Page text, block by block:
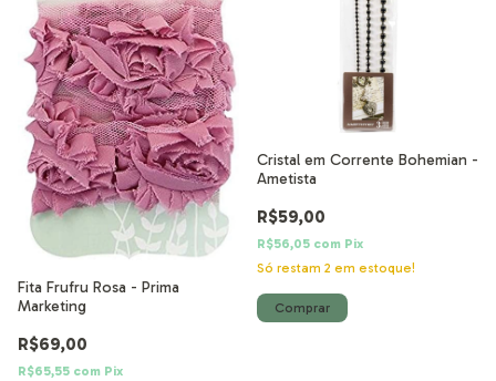
Fita Frufru Rosa - Prima
Marketing
R$69,00
R$65,55 com Pix
Cristal em Corrente Bohemian -
Ametista
R$59,00
R$56,05 com Pix
Só restam 2 em estoque!